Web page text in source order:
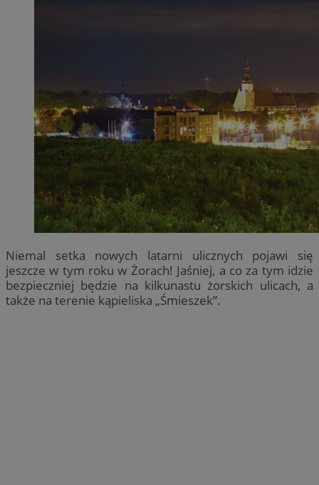
Niemal setka nowych latarni ulicznych pojawi się
jeszcze w tym roku w Żorach! Jaśniej, a co za tym idzie
bezpieczniej będzie na kilkunastu żorskich ulicach, a
także na terenie kąpieliska „Śmieszek”.